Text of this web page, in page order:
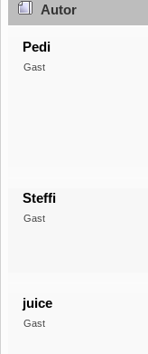
Autor
Pedi
Gast
Steffi
Gast
juice
Gast